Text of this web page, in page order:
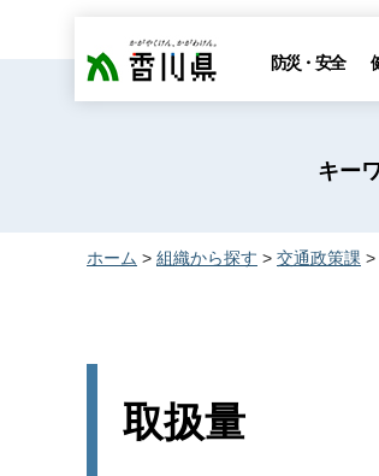
香川県 防災・安全
キー
ホーム > 組織から探す > 交通政策課 >
取扱量